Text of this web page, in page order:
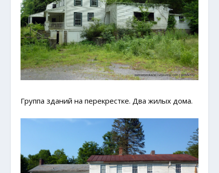
Группа зданий на перекрестке. Два жилых дома.